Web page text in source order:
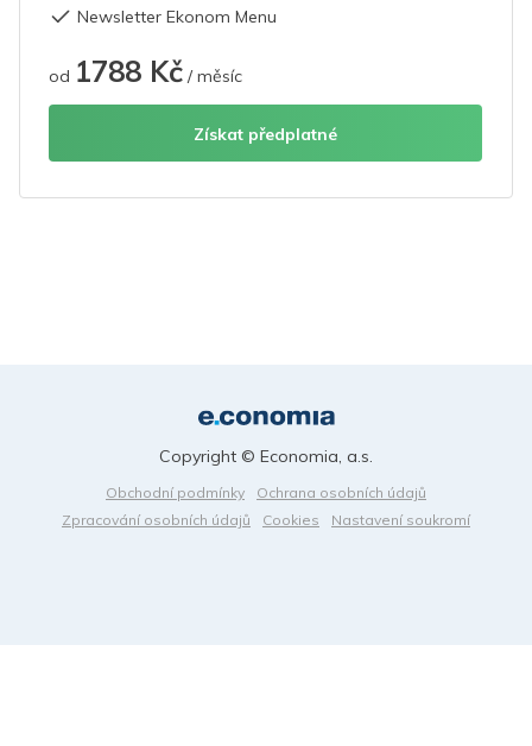
Newsletter Ekonom Menu
od 1788 Kč / měsíc
Získat předplatné
Obchodní podmínky
Ochrana osobních údajů
Zpracování osobních údajů
Cookies Nastavení soukromí
Copyright © Economia, a.s.